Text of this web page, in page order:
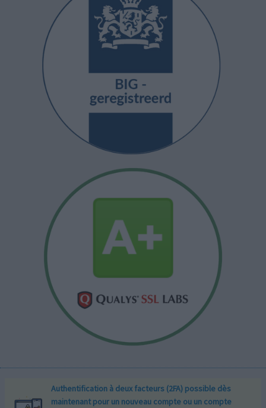
Authentification à deux facteurs (2FA) possible dès
maintenant pour un nouveau compte ou un compte